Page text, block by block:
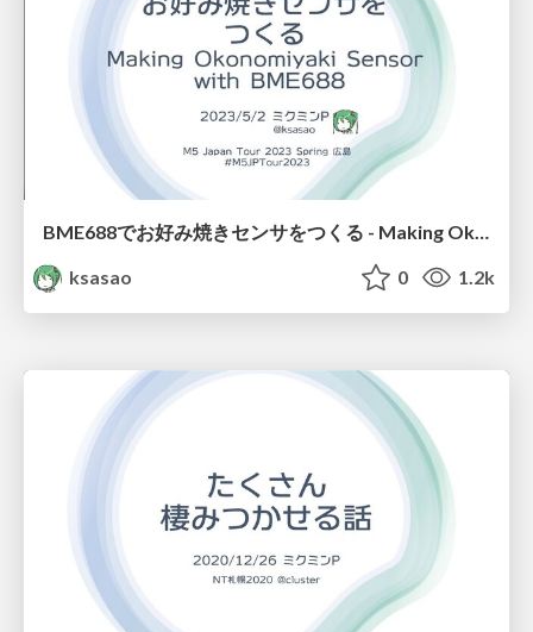
BME688でお好み焼きセンサをつくる - Making Okonomiyaki Sensor with BME688
ksasao
0 1.2k